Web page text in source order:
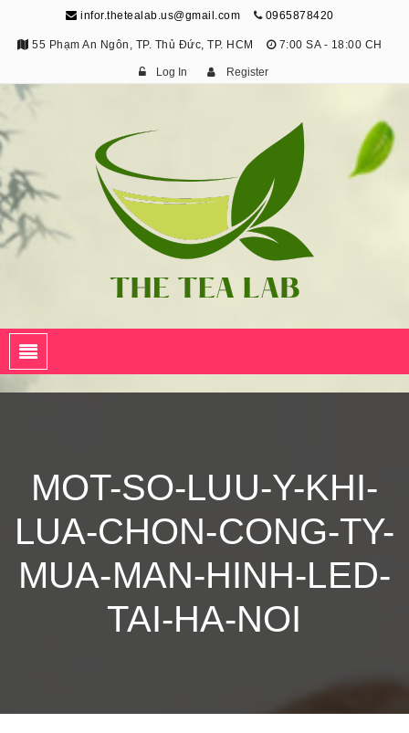
infor.thetealab.us@gmail.com 0965878420
55 Phạm An Ngôn, TP. Thủ Đức, TP. HCM 7:00 SA - 18:00 CH
Log In Register
MOT-SO-LUU-Y-KHI-
LUA-CHON-CONG-TY-
MUA-MAN-HINH-LED-
TAI-HA-NOI